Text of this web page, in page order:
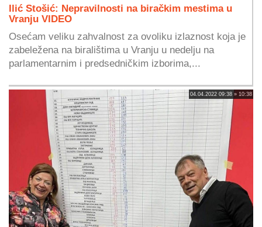
Ilić Stošić: Nepravilnosti na biračkim mestima u
Vranju VIDEO
Osećam veliku zahvalnost za ovoliku izlaznost koja je
zabeležena na biralištima u Vranju u nedelju na
parlamentarnim i predsedničkim izborima,...
04.04.2022 09:38 » 10:38